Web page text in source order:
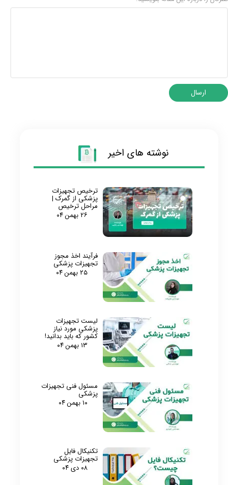
ارسال
نوشته های اخیر
ترخیص تجهیزات
پزشکی از گمرک |
مراحل ترخیص
۲۶ بهمن ۰۴
فرآیند اخذ مجوز
تجهیزات پزشکی
۲۵ بهمن ۰۴
لیست تجهیزات
پزشکی مورد نیاز
کشور که باید بدانید!
۱۳ بهمن ۰۴
مسئول فنی تجهیزات
پزشکی
۱۰ بهمن ۰۴
تکنیکال فایل
تجهیزات پزشکی
۰۸ دی ۰۴